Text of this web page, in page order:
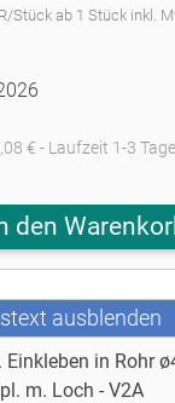
/Stückab 1 Stück inkl.
€ - Laufzeit 1-3
den
in Rohr
m. Loch - V2A